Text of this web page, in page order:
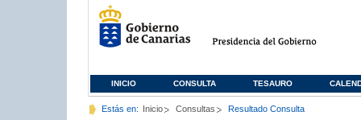
INICIO CONSULTA TESAURO
Estás en: Inicio Consultas Resultado Consulta